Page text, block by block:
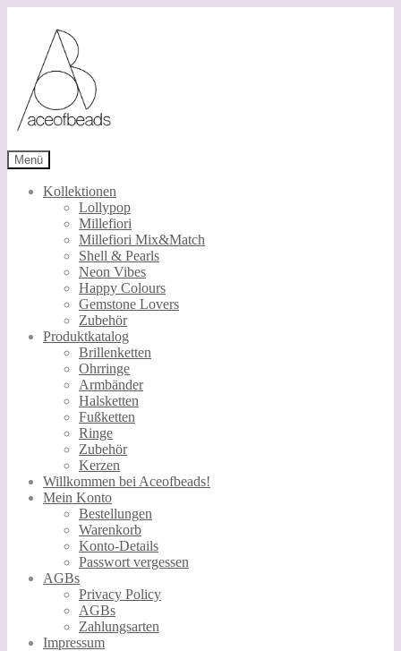
Navigation
springen
springen
Menü
Kollektionen
Lollypop
Millefiori
Millefiori Mix&Match
Shell & Pearls
Neon Vibes
Happy Colours
Gemstone Lovers
Zubehör
Produktkatalog
Brillenketten
Ohrringe
Armbänder
Halsketten
Fußketten
Ringe
Zubehör
Kerzen
Willkommen bei Aceofbeads!
Mein Konto
Bestellungen
Warenkorb
Konto-Details
Passwort vergessen
AGBs
Privacy Policy
AGBs
Zahlungsarten
Impressum